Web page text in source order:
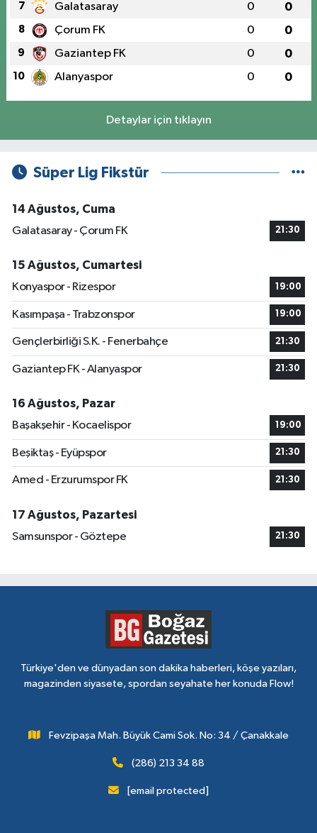
7 Galatasaray 0 0
8 Çorum FK 0 0
9 Gaziantep FK 0 0
10 Alanyaspor 0 0
Detaylar için tıklayın
Süper Lig Fikstür
14 Ağustos, Cuma
Galatasaray - Çorum FK
21:30
15 Ağustos, Cumartesi
Konyaspor - Rizespor
19:00
Kasımpaşa - Trabzonspor 19:00
Gençlerbirliği S.K. - Fenerbahçe 21:30
Gaziantep FK - Alanyaspor 21:30
16 Ağustos, Pazar
Başakşehir - Kocaelispor
19:00
Beşiktaş - Eyüpspor 21:30
Amed - Erzurumspor FK 21:30
17 Ağustos, Pazartesi
Samsunspor - Göztepe
21:30
Türkiye'den ve dünyadan son dakika haberleri, köşe yazıları,
magazinden siyasete, spordan seyahate her konuda Flow!
Fevzipaşa Mah. Büyük Cami Sok. No: 34 / Çanakkale
(286) 213 34 88
[email protected]